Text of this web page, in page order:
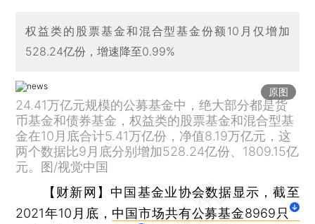
权益类的股票基金和混合型基金份额10月仅增加
528.24亿份，增速降至0.99%
原图
24.41万亿元规模的公募基金中，绝大部分都是货
币基金和债券基金，权益类的股票基金和混合型基
金在10月底合计5.41万亿份，净值8.19万亿元，这
两个数据比9月底分别增加528.24亿份、1809.15亿
元。图/视觉中国
【财新网】 中国基金业协会数据显示，截至
2021年10月底， 中国市场共有公募基金8969只